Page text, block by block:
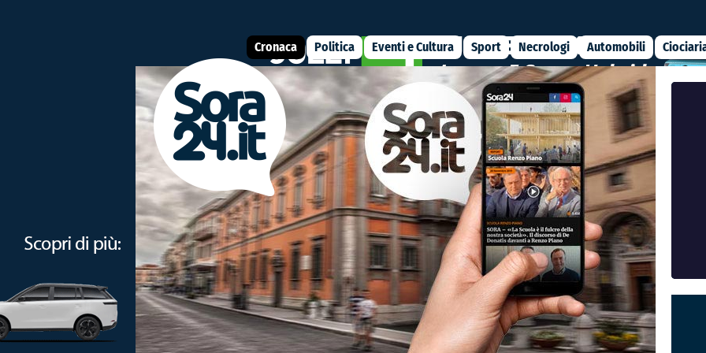
Cronaca Politica Eventi e Cultura Sport Necrologi Automobili